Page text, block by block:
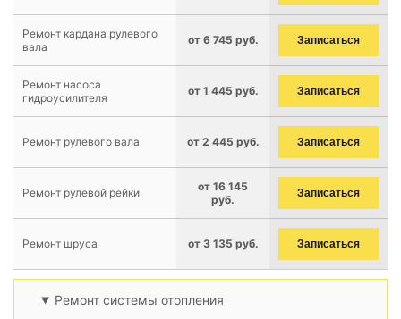
Ремонт кардана рулевого
вала
от 6 745 руб. Записаться
Ремонт насоса
гидроусилителя
от 1 445 руб. Записаться
Ремонт рулевого вала от 2 445 руб. Записаться
Ремонт рулевой рейки
от 16 145
руб.
Записаться
Ремонт шруса от 3 135 руб. Записаться
Ремонт системы отопления